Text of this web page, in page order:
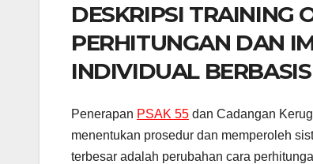
DESKRIPSI TRAINING
PERHITUNGAN DAN
INDIVIDUAL
Penerapan PSAK 55 dan Cadangan
menentukan prosedur dan memperoleh
terbesar adalah perubahan cara